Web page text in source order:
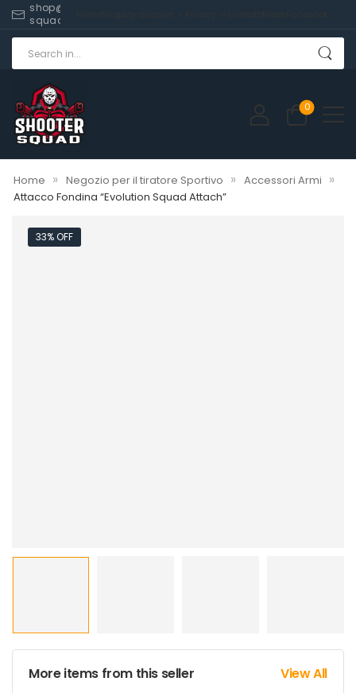
shop@shooter-
squad.com
0
Home » Negozio per il tiratore Sportivo » Accessori Armi »
Attacco Fondina “Evolution Squad Attach”
33% OFF
More items from this seller View All